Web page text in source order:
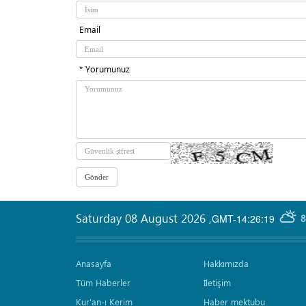
Email
* Yorumunuz
GMT-14:26:19
Saturday 08 August 2026 ,
Anasayfa
Tüm Haberler
Kur'an-ı Kerim
Hakkımızda
İletişim
Haber mektubu